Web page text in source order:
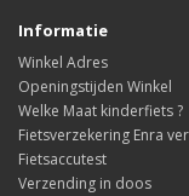
Informatie
Winkel Adres
Openingstijden Winkel
Welke Maat kinderfiets ?
Fietsverzekering Enra
Fietsaccutest
Verzending in doos